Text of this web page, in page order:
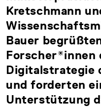
Kretschmann
Bauer
Forscher*innen
Digitalstrategie
und forderten
Unterstützung